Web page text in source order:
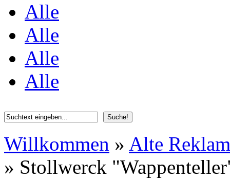
Alle
Alle
Alle
Alle
Willkommen » Alte
» Stollwerck